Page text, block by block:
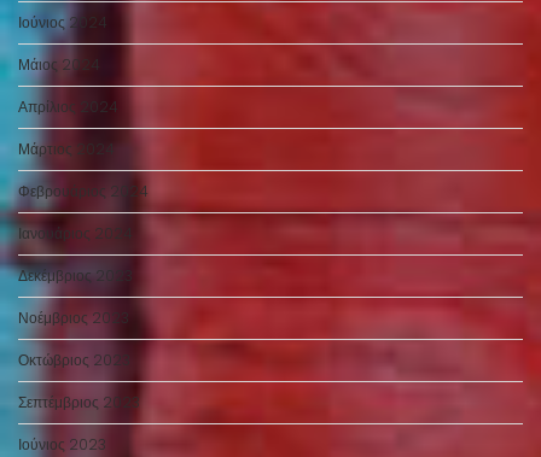
Ιούνιος 2024
Μάιος 2024
Απρίλιος 2024
Μάρτιος 2024
Φεβρουάριος 2024
Ιανουάριος 2024
Δεκέμβριος 2023
Νοέμβριος 2023
Οκτώβριος 2023
Σεπτέμβριος 2023
Ιούνιος 2023